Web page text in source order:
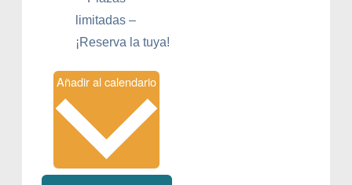
limitadas –
¡Reserva la tuya!